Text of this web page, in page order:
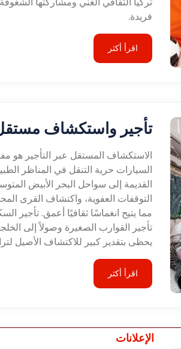
فريدة.
اقرأ أكثر
تأجير واستكشاف
الاستكشاف المستقل عبر التأجير هو
السيارات حرية التنقل في المناظر
القديمة إلى سواحل البحر الأبيض
التوقفات العفوية، واكتشاف القرى
مما يتيح انغماسًا ثقافيًا أعمق. تأجير
تأجير القوارب الصغيرة وصولاً إلى
يحظى بتقدير كبير للاكتشاف الأصيل
اقرأ أكثر
الإعلانات